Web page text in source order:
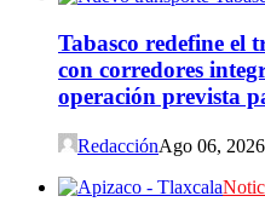
Tabasco redefine el
con corredores
operación prevista
RedacciónAgo 06, 2026